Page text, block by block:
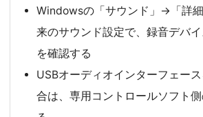
Windowsの「サウンド」→「詳
来のサウンド設定で、録音デバ
を確認する
USBオーディオインターフェー
合は、専用コントロールソフト